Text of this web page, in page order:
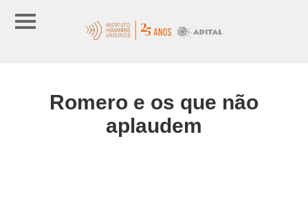
Romero e os que não
aplaudem